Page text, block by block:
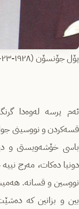
پۆل جۆنسۆن (١٩٢٨-٢٠٢٣) مێژوونووس و نووسەری بەریتانیایی
ئەم پرسە لەوەدا
قسەکردن و نووسینی
باسی خۆشەویستی و
دونیا دەکات، مەرج
نووسین و قسانە.
بین و بزانین کە